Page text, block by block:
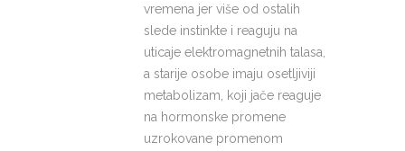
vremena jer više od ostalih
slede instinkte i reaguju na
uticaje elektromagnetnih talasa,
a starije osobe imaju osetljiviji
metabolizam, koji jače reaguje
na hormonske promene
uzrokovane promenom